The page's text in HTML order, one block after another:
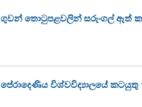
ගුවන් තොටුපළවලින් සරුංගල් ඈත්
පේරාදෙණිය විශ්වවිද්‍යාලයේ කටයුතු